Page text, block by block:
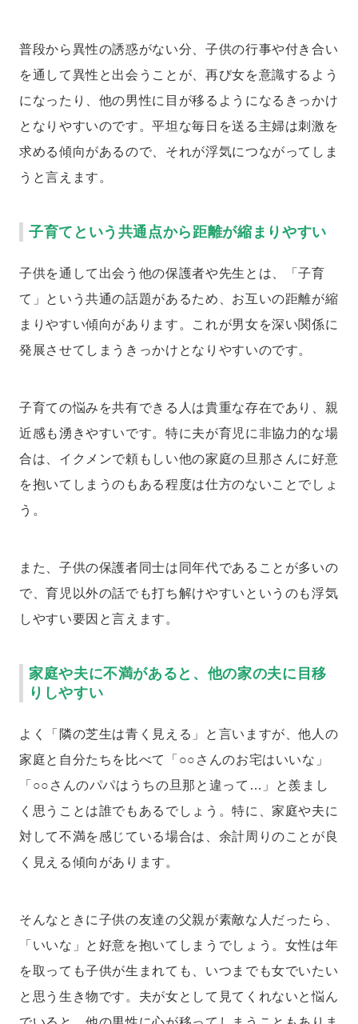
普段から異性の誘惑がない分、子供の行事や付き合い
を通して異性と出会うことが、再び女を意識するよう
になったり、他の男性に目が移るようになるきっかけ
となりやすいのです。平坦な毎日を送る主婦は刺激を
求める傾向があるので、それが浮気につながってしま
うと言えます。
子育てという共通点から距離が縮まりやすい
子供を通して出会う他の保護者や先生とは、「子育
て」という共通の話題があるため、お互いの距離が縮
まりやすい傾向があります。これが男女を深い関係に
発展させてしまうきっかけとなりやすいのです。
子育ての悩みを共有できる人は貴重な存在であり、親
近感も湧きやすいです。特に夫が育児に非協力的な場
合は、イクメンで頼もしい他の家庭の旦那さんに好意
を抱いてしまうのもある程度は仕方のないことでしょ
う。
また、子供の保護者同士は同年代であることが多いの
で、育児以外の話でも打ち解けやすいというのも浮気
しやすい要因と言えます。
家庭や夫に不満があると、他の家の夫に目移
りしやすい
よく「隣の芝生は青く見える」と言いますが、他人の
家庭と自分たちを比べて「○○さんのお宅はいいな」
「○○さんのパパはうちの旦那と違って…」と羨まし
く思うことは誰でもあるでしょう。特に、家庭や夫に
対して不満を感じている場合は、余計周りのことが良
く見える傾向があります。
そんなときに子供の友達の父親が素敵な人だったら、
「いいな」と好意を抱いてしまうでしょう。女性は年
を取っても子供が生まれても、いつまでも女でいたい
と思う生き物です。夫が女として見てくれないと悩ん